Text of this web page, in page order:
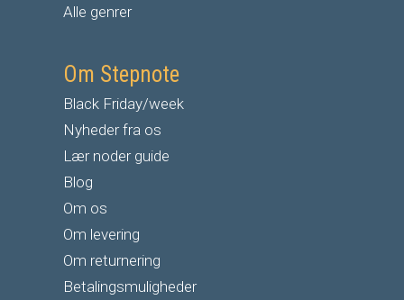
Alle genrer
Om Stepnote
Black Friday/week
Nyheder fra os
Lær noder guide
Blog
Om os
Om levering
Om returnering
Betalingsmuligheder